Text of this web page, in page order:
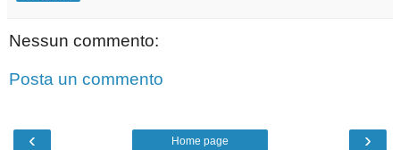
Nessun commento:
Posta un commento
‹ ›
Home page